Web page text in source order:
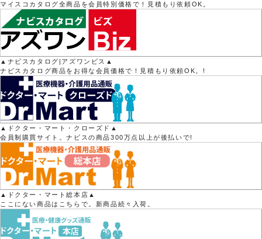
マイスコカタログ全商品を会員特別価格で！見積もり依頼OK。
▲ナビスカタログ|アズワンビス▲
ナビスカタログ商品をお得な会員価格で！見積もり依頼OK。!
▲ドクター・マート・クローズド▲
会員制購買サイト。ナビスの商品300万点以上が後払いで!
▲ドクター・マート総本店▲
ここにない商品はこちらで。新商品続々入荷。